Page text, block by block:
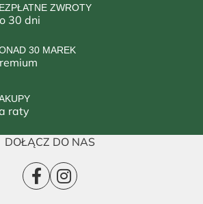
ZWROTY
30 dni
30 MAREK
raty
DOŁĄCZ DO NAS